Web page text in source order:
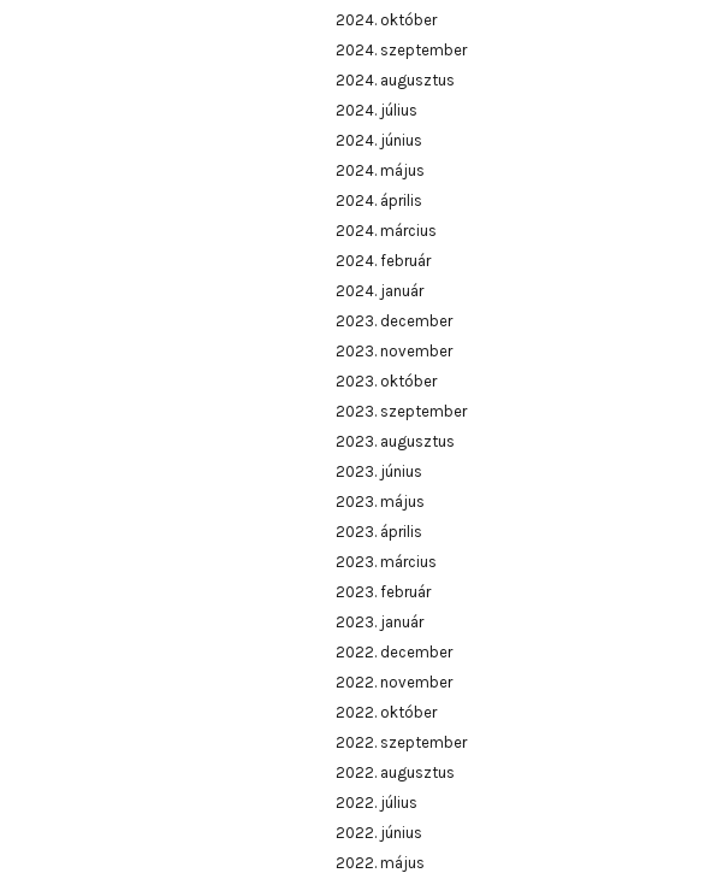
2024. október
2024. szeptember
2024. augusztus
2024. július
2024. június
2024. május
2024. április
2024. március
2024. február
2024. január
2023. december
2023. november
2023. október
2023. szeptember
2023. augusztus
2023. június
2023. május
2023. április
2023. március
2023. február
2023. január
2022. december
2022. november
2022. október
2022. szeptember
2022. augusztus
2022. július
2022. június
2022. május